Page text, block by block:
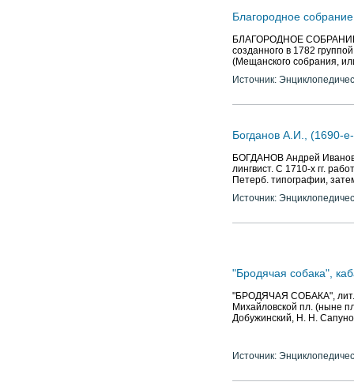
Благородное собрание
БЛАГОРОДНОЕ СОБРАНИЕ,
созданного в 1782
(Мещанского собрания,
Источник:
Богданов А.И., (1690-
БОГДАНОВ Андрей
лингвист. С 1710-х гг.
Петерб. типографии,
Источник:
"Бродячая собака",
"БРОДЯЧАЯ СОБАКА", лит.-
Михайловской пл. (ныне
Добужинский, Н. Н.
Источник: